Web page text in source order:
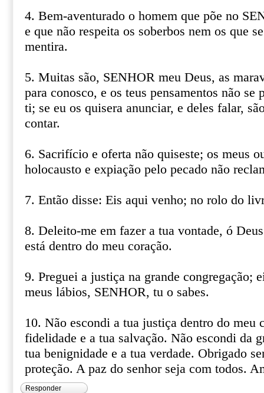
4. Bem-aventurado o homem que põe no
e que não respeita os soberbos nem os que
mentira.
5. Muitas são, SENHOR meu Deus, as
para conosco, e os teus pensamentos não se
ti; se eu os quisera anunciar, e deles falar,
contar.
6. Sacrifício e oferta não quiseste; os meus
holocausto e expiação pelo pecado não
7. Então disse: Eis aqui venho; no rolo do
8. Deleito-me em fazer a tua vontade, ó
está dentro do meu coração.
9. Preguei a justiça na grande congregação;
meus lábios, SENHOR, tu o sabes.
10. Não escondi a tua justiça dentro do meu
fidelidade e a tua salvação. Não escondi da
tua benignidade e a tua verdade. Obrigado
proteção. A paz do senhor seja com todos.
Responder